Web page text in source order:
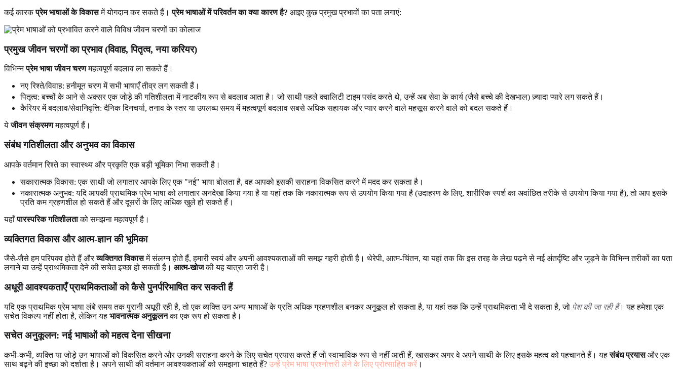
कई कारकप्रेम भाषाओं के विकासमें योगदान कर सकते हैं।प्रेम भाषाओं में परिवर्तन का क्या कारण है? आइए कुछ प्रमुख प्रभावों का पता लगाएं:
प्रमुख जीवन चरणों का प्रभाव (विवाह, पितृत्व, नया करियर)
विभिन्नप्रेम भाषा जीवन चरणमहत्वपूर्ण बदलाव ला सकते हैं।
नए रिश्ते/विवाह: हनीमून चरण में सभी भाषाएँ तीव्र लग सकती हैं।
पितृत्व: बच्चों के आने से अक्सर एक जोड़े की गतिशीलता में नाटकीय रूप से बदलाव आता है। जो साथी पहले क्वालिटी टाइम पसंद करते थे, उन्हें अब सेवा के कार्य (जैसे बच्चे की देखभाल) ज़्यादा प्यारे लग सकते हैं।
कैरियर में बदलाव/सेवानिवृत्ति: दैनिक दिनचर्या, तनाव के स्तर या उपलब्ध समय में महत्वपूर्ण बदलाव सबसे अधिक सहायक और प्यार करने वाले महसूस करने वाले को बदल सकते हैं।
येजीवन संक्रमणमहत्वपूर्ण हैं।
संबंध गतिशीलता और अनुभव का विकास
आपके वर्तमान रिश्ते का स्वास्थ्य और प्रकृति एक बड़ी भूमिका निभा सकती है।
सकारात्मक विकास: एक साथी जो लगातार आपके लिए एक "नई" भाषा बोलता है, वह आपको इसकी सराहना विकसित करने में मदद कर सकता है।
नकारात्मक अनुभव: यदि आपकी प्राथमिक प्रेम भाषा को लगातार अनदेखा किया गया है या यहां तक कि नकारात्मक रूप से उपयोग किया गया है (उदाहरण के लिए, शारीरिक स्पर्श का अवांछित तरीके से उपयोग किया गया है), तो आप इसके
प्रति कम ग्रहणशील हो सकते हैं और दूसरों के लिए अधिक खुले हो सकते हैं।
यहाँपारस्परिक गतिशीलताको समझना महत्वपूर्ण है।
व्यक्तिगत विकास और आत्म-ज्ञान की भूमिका
जैसे-जैसे हम परिपक्व होते हैं औरव्यक्तिगत विकासमें संलग्न होते हैं, हमारी स्वयं और अपनी आवश्यकताओं की समझ गहरी होती है। थेरेपी, आत्म-चिंतन, या यहां तक कि इस तरह के लेख पढ़ने से नई अंतर्दृष्टि और जुड़ने के विभिन्न तरीकों का पता
लगाने या उन्हें प्राथमिकता देने की सचेत इच्छा हो सकती है। आत्म-खोजकी यह यात्रा जारी है।
अधूरी आवश्यकताएँ प्राथमिकताओं को कैसे पुनर्परिभाषित कर सकती हैं
यदि एक प्राथमिक प्रेम भाषा लंबे समय तक पुरानी अधूरी रही है, तो एक व्यक्ति उन अन्य भाषाओं के प्रति अधिक ग्रहणशील बनकर अनुकूल हो सकता है, या यहां तक कि उन्हें प्राथमिकता भी दे सकता है, जो पेश की जा रही हैं। यह हमेशा एक
सचेत विकल्प नहीं होता है, लेकिन यह भावनात्मक अनुकूलनका एक रूप हो सकता है।
सचेत अनुकूलन: नई भाषाओं को महत्व देना सीखना
कभी-कभी, व्यक्ति या जोड़े उन भाषाओं को विकसित करने और उनकी सराहना करने के लिए सचेत प्रयास करते हैं जो स्वाभाविक रूप से नहीं आती हैं, खासकर अगर वे अपने साथी के लिए इसके महत्व को पहचानते हैं। यहसंबंध प्रयासऔर एक
साथ बढ़ने की इच्छा को दर्शाता है। अपने साथी की वर्तमान आवश्यकताओं को समझना चाहते हैं? उन्हें प्रेम भाषा प्रश्नोत्तरी लेने के लिए प्रोत्साहित करें ।